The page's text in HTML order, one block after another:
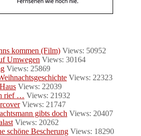
kommen (Film) Views: 50952
Umwegen Views: 30164
Views: 25869
Views: 22323
Views: 22039
rief … Views: 21932
Views: 21747
gibts doch Views: 20407
Views: 20262
schöne Bescherung Views: 18290